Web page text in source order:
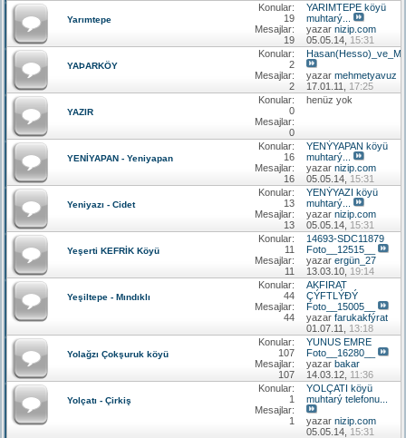
Yarımtepe
Konular:
19
Mesajlar:
19
YARIMTEPE köyü
muhtarý...
yazar nizip.com
05.05.14, 15:31
YAÞARKÖY
Konular:
2
Mesajlar:
2
yazar mehmetyavuz
17.01.11, 17:25
YAZIR
Konular:
0
Mesajlar:
0
henüz yok
YENİYAPAN - Yeniyapan
Konular:
16
Mesajlar:
16
YENÝYAPAN köyü
muhtarý...
yazar nizip.com
05.05.14, 15:31
Yeniyazı - Cidet
Konular:
13
Mesajlar:
13
YENÝYAZI köyü
muhtarý...
yazar nizip.com
05.05.14, 15:31
Yeşerti KEFRİK Köyü
Konular:
11
Mesajlar:
11
14693-SDC11879
Foto__12515__
yazar ergün_27
13.03.10, 19:14
Yeşiltepe - Mındıklı
Konular:
44
Mesajlar:
44
AKFIRAT
ÇÝFTLÝÐÝ
Foto__15005__
yazar farukakfýrat
01.07.11, 13:18
Yolağzı Çokşuruk köyü
Konular:
107
Mesajlar:
107
YUNUS EMRE
Foto__16280__
yazar bakar
14.03.12, 11:36
Yolçatı - Çirkiş
Konular:
1
Mesajlar:
1
YOLÇATI köyü
muhtarý telefonu...
yazar nizip.com
05.05.14, 15:31